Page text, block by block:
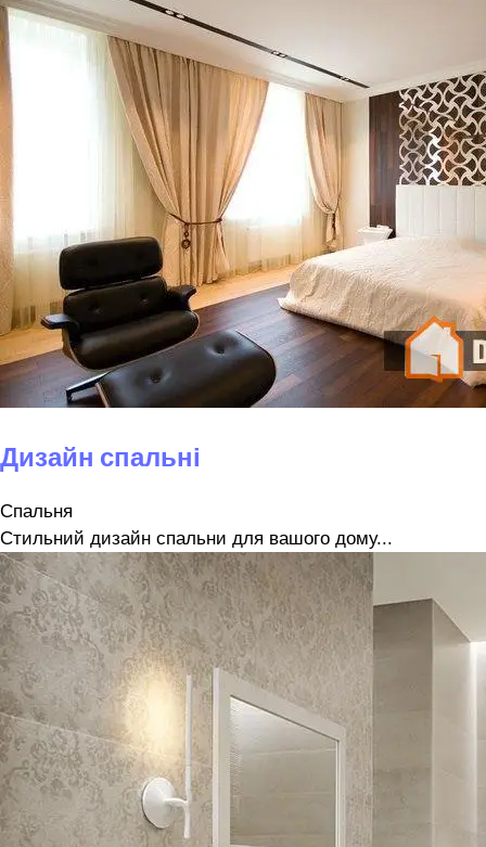
Дизайн спальні
Спальня
Стильний дизайн спальни для вашого дому...